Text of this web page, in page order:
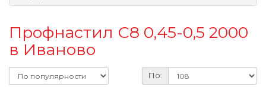
Профнастил С8 0,45-0,5 2000
в Иваново
По: